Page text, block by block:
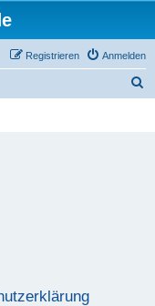
Anmelden
Registrieren